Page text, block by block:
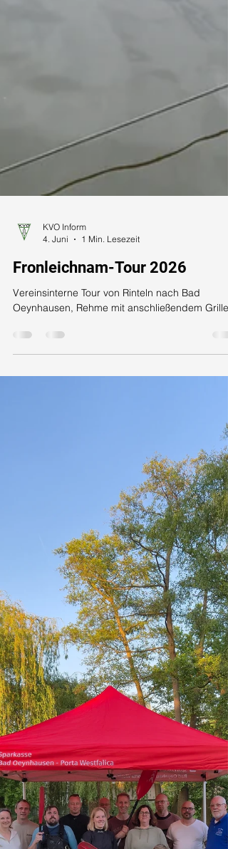
KVO Inform
4. Juni
1 Min. Lesezeit
Fronleichnam-Tour 2026
Oeynhausen, Rehme mit anschließendem Grillen